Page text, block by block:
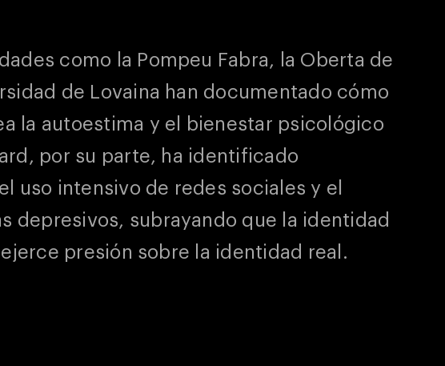
como la Pompeu Fabra, la Oberta de
de Lovaina han documentado cómo
la autoestima y el bienestar psicológico
por su parte, ha identificado
uso intensivo de redes sociales y el
depresivos, subrayando que la identidad
presión sobre la identidad real.